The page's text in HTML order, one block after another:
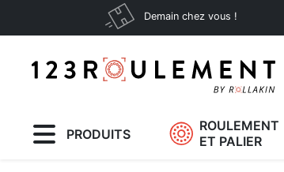
Demain chez vous !
PRODUITS
ROULEMENT
ET PALIER